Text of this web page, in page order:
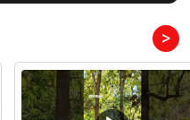
>